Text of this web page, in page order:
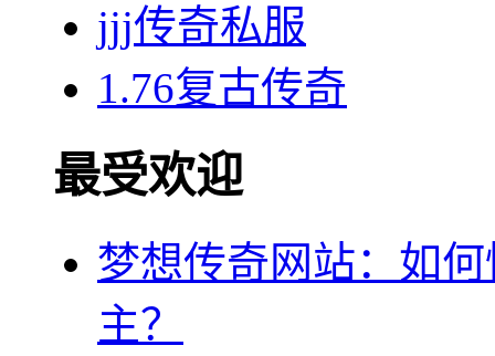
jjj传奇私服
1.76复古传奇
最受欢迎
梦想传奇网站：如
主？